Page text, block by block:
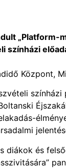
színházi
Központ,
diákok és